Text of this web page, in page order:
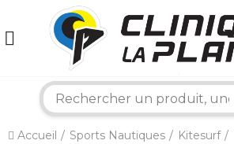
Accueil Sports Nautiques
Kitesurf